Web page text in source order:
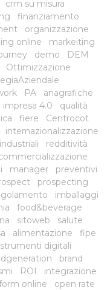
crm su misura
finanziamento
organizzazione
online
markeiting
demo
DEM
Ottimizzazione
PA
anagrafiche
impresa 4.0
qualità
fiere
Centrocot
internazionalizzazione
redditività
manager
preventivi
prospecting
imballaggi
food&beverage
sitoweb
salute
alimentazione
fipe
strumenti digitali
brand
ROI
integrazione
online
open rate